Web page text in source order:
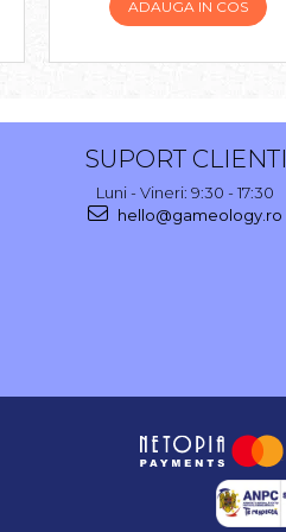
ADAUGA IN COS
SUPORT CLIENTI
Luni - Vineri: 9:30 - 17:30
hello@gameology.ro